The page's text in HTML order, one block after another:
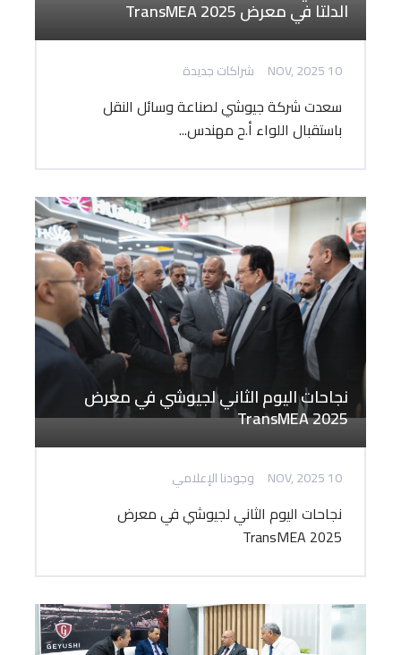
الدلتا في معرض TransMEA 2025
10 NOV, 2025 شراكات جديدة
سعدت شركة جيوشي لصناعة وسائل النقل
باستقبال اللواء أ.ح مهندس...
نجاحات اليوم الثاني لجيوشي في معرض
TransMEA 2025
10 NOV, 2025 وجودنا الإعلامي
نجاحات اليوم الثاني لجيوشي في معرض
TransMEA 2025